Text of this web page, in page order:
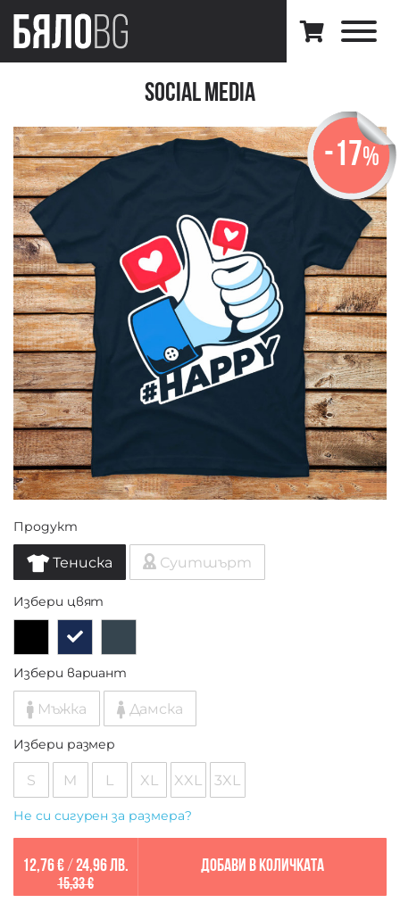
Social Media
-17%
Продукт
Тениска Суитшърт
Избери цвят
Избери вариант
Мъжка Дамска
Избери размер
S M L XL XXL 3XL
Не си сигурен за размера?
12,76 €/ 24,96 лв.
15,33 €
Добави в количката